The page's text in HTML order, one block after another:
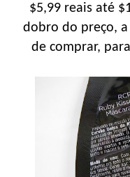
$5,99 reais até
dobro do preço,
de comprar,